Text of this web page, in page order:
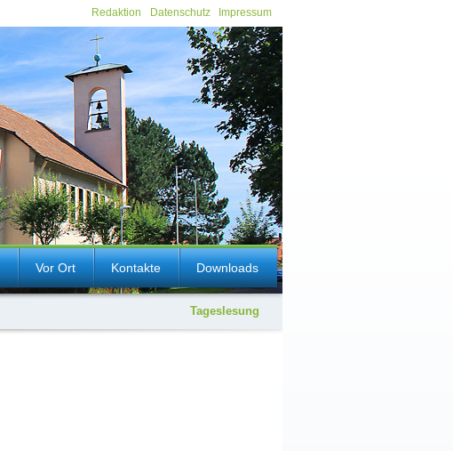
Redaktion Datenschutz Impressum
Vor Ort Kontakte Downloads
Tageslesung